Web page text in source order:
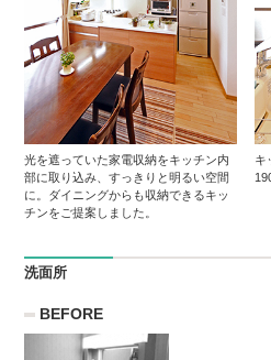
光を遮っていた家電収納をキッチン内
部に取り込み、すっきりと明るい空間
に。ダイニングからも収納できるキッ
チンをご提案しました。
キ
洗面所
BEFORE